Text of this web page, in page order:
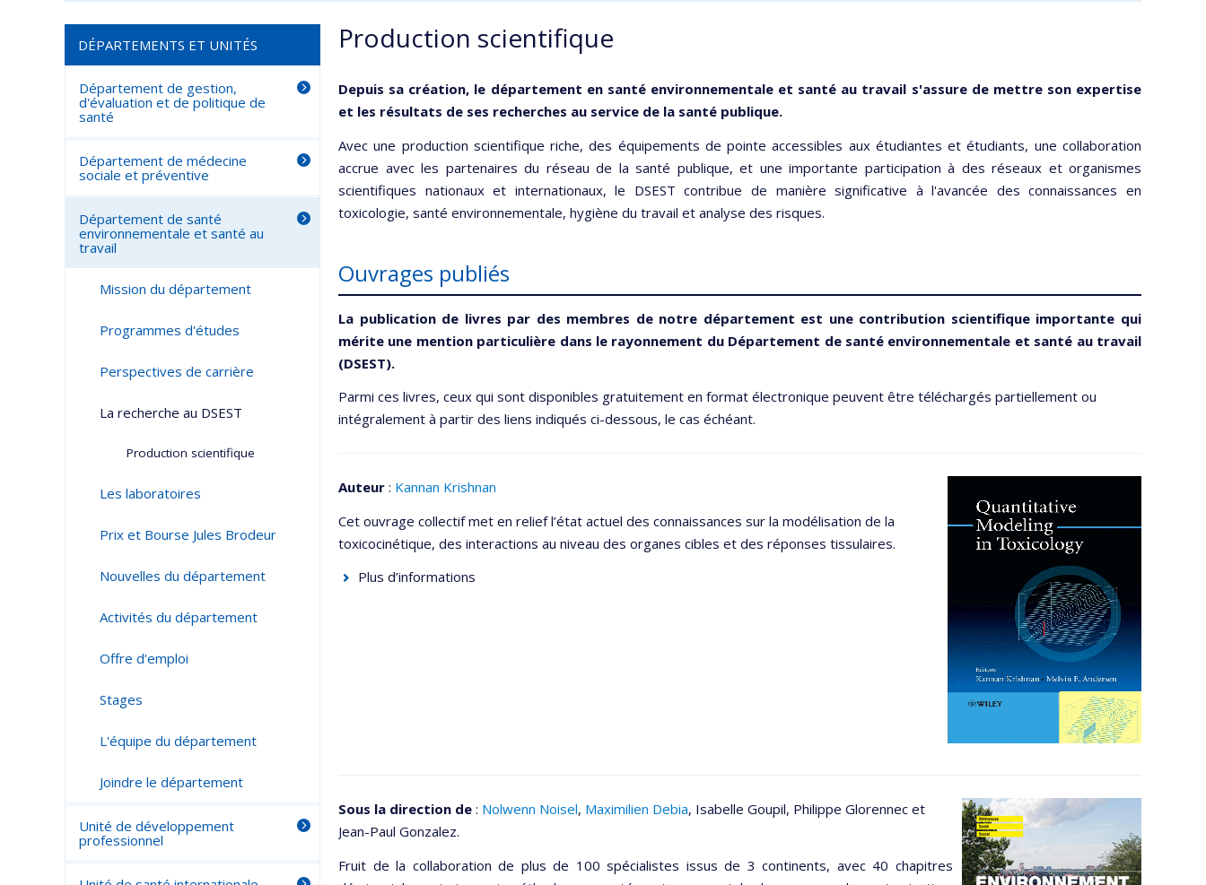
Production scientifique
Depuis sa création, le département en santé environnementale et santé au travail s'assure de mettre son expertise
et les résultats de ses recherches au service de la santé publique.
Avec une production scientifique riche, des équipements de pointe accessibles aux étudiantes et étudiants, une collaboration
accrue avec les partenaires du réseau de la santé publique, et une importante participation à des réseaux et organismes
scientifiques nationaux et internationaux, le DSEST contribue de manière significative à l'avancée des connaissances en
toxicologie, santé environnementale, hygiène du travail et analyse des risques.
Ouvrages publiés
La publication de livres par des membres de notre département est une contribution scientifique importante qui
mérite une mention particulière dans le rayonnement du Département de santé environnementale et santé au travail
(DSEST).
Parmi ces livres, ceux qui sont disponibles gratuitement en format électronique peuvent être téléchargés partiellement ou
intégralement à partir des liens indiqués ci-dessous, le cas échéant.
Auteur : Kannan Krishnan
Cet ouvrage collectif met en relief l’état actuel des connaissances sur la modélisation de la
toxicocinétique, des interactions au niveau des organes cibles et des réponses tissulaires.
Plus d’informations
Sous la direction de : Nolwenn Noisel, Maximilien Debia, Isabelle Goupil, Philippe Glorennec et
Jean-Paul Gonzalez.
Fruit de la collaboration de plus de 100 spécialistes issus de 3 continents, avec 40 chapitres
DÉPARTEMENTS ET UNITÉS
Département de gestion,
d'évaluation et de politique de
santé
Département de médecine
sociale et préventive
Département de santé
environnementale et santé au
travail
Mission du département
Programmes d'études
Perspectives de carrière
La recherche au DSEST
Production scientifique
Les laboratoires
Prix et Bourse Jules Brodeur
Nouvelles du département
Activités du département
Offre d'emploi
Stages
L'équipe du département
Joindre le département
Unité de développement
professionnel